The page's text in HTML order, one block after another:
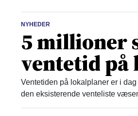
NYHEDER
5 millioner
ventetid
Ventetiden på lokalplaner er i
den eksisterende venteliste